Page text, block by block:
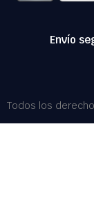
Envío
Todos los